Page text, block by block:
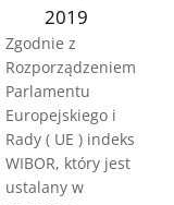
2019
Zgodnie z
Rozporządzeniem
Parlamentu
Europejskiego i
Rady ( UE ) indeks
WIBOR, który jest
ustalany w